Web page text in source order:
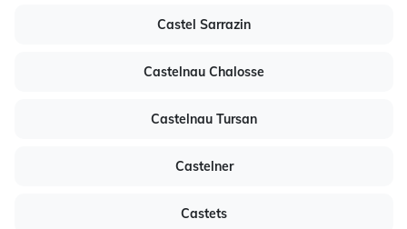
Castel Sarrazin
Castelnau Chalosse
Castelnau Tursan
Castelner
Castets